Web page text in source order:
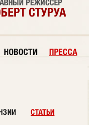
РЕЖИССЕР
СТУРУА
НОВОСТИ ПРЕССА
СТАТЬИ